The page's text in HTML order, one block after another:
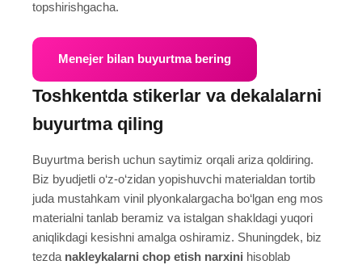
topshirishgacha.
Menejer bilan buyurtma bering
Toshkentda stikerlar va dekalalarni
buyurtma qiling
Buyurtma berish uchun saytimiz orqali ariza qoldiring.
Biz byudjetli o‘z-o‘zidan yopishuvchi materialdan tortib
juda mustahkam vinil plyonkalargacha bo‘lgan eng mos
materialni tanlab beramiz va istalgan shakldagi yuqori
aniqlikdagi kesishni amalga oshiramiz. Shuningdek, biz
tezda nakleykalarni chop etish narxini hisoblab